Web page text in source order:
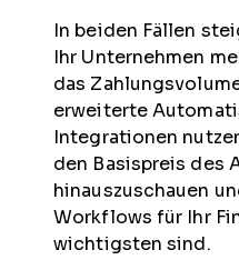
In beiden Fällen
Ihr Unternehmen
das
erweiterte
Integrationen
den Basispreis des
hinauszuschauen
Workflows für Ihr
wichtigsten sind.